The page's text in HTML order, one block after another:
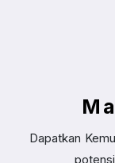
Dapatkan